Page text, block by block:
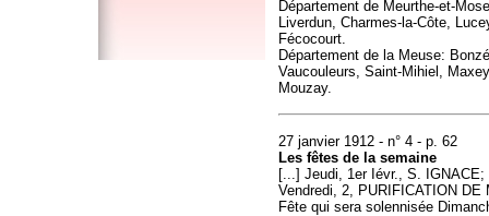
Département de Meurthe-et-
Liverdun, Charmes-la-Côte,
Fécocourt.
Département de la Meuse:
Vaucouleurs, Saint-Mihiel,
Mouzay.
27 janvier 1912 - n° 4 - p. 62
Les fêtes de la semaine
[...] Jeudi, 1er Iévr., S.
Vendredi, 2, PURIFICATION
Fête qui sera solennisée